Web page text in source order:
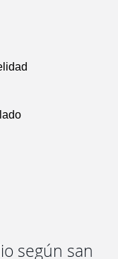
según san